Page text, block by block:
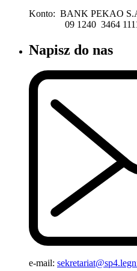
Konto: BANK PEKAO
09 1240 3464 1111
Napisz do nas
e-mail: